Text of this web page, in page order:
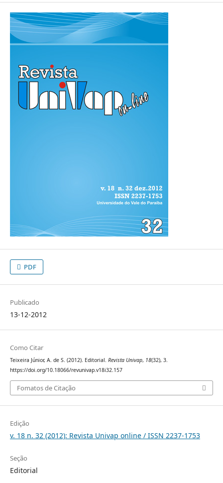
PDF
Publicado
13-12-2012
Como Citar
Teixeira Júnior, A. de S. (2012). Editorial. Revista Univap, 18(32), 3.
https://doi.org/10.18066/revunivap.v18i32.157
Fomatos de Citação
Edição
v. 18 n. 32 (2012): Revista Univap online / ISSN 2237-1753
Seção
Editorial